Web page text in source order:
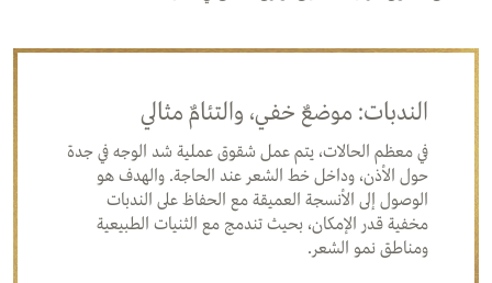
الندبات: موضعٌ خفي، والتئامٌ مثالي
في معظم الحالات، يتم عمل شقوق عملية شد الوجه في جدة
حول الأذن، وداخل خط الشعر عند الحاجة. والهدف هو
الوصول إلى الأنسجة العميقة مع الحفاظ على الندبات
مخفية قدر الإمكان، بحيث تندمج مع الثنيات الطبيعية
ومناطق نمو الشعر.